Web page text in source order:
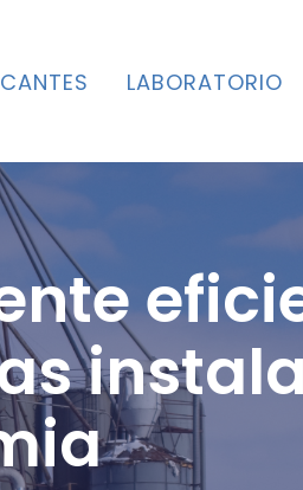
LABORATORIO